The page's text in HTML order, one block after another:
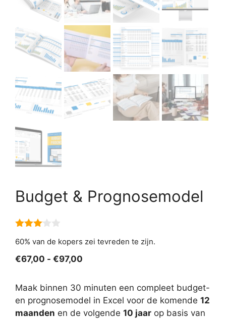
Budget & Prognosemodel
van 5
60% van de kopers zei tevreden te zijn.
€67,00 - €97,00
tot
€97,00
Maak binnen 30 minuten een compleet budget-
en prognosemodel in Excel voor de komende 12
maanden en de volgende 10 jaar op basis van